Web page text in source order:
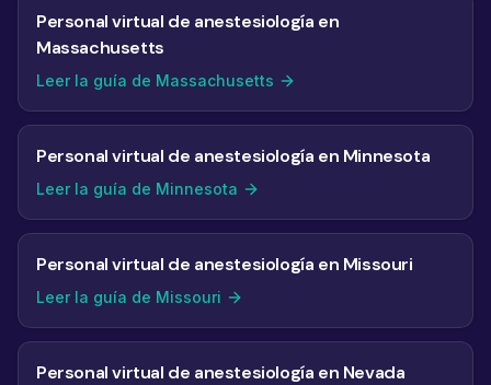
Personal virtual de anestesiología en
Massachusetts
Leer la guía de Massachusetts
Personal virtual de anestesiología en Minnesota
Leer la guía de Minnesota
Personal virtual de anestesiología en Missouri
Leer la guía de Missouri
Personal virtual de anestesiología en Nevada